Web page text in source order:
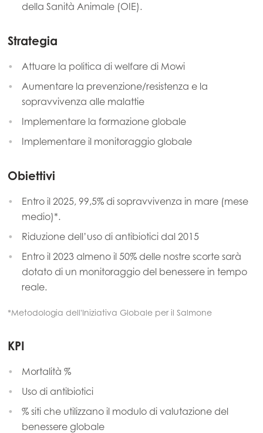
della Sanità Animale (OIE).
Strategia
Attuare la politica di welfare di Mowi
Aumentare la prevenzione/resistenza e la
sopravvivenza alle malattie
Implementare la formazione globale
Implementare il monitoraggio globale
Obiettivi
Entro il 2025, 99,5% di sopravvivenza in mare (mese
medio)*.
Riduzione dell’uso di antibiotici dal 2015
Entro il 2023 almeno il 50% delle nostre scorte sarà
dotato di un monitoraggio del benessere in tempo
reale.
*Metodologia dell'Iniziativa Globale per il Salmone
KPI
Mortalità %
Uso di antibiotici
% siti che utilizzano il modulo di valutazione del
benessere globale